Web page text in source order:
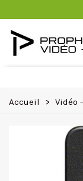
Accueil > Vidéo